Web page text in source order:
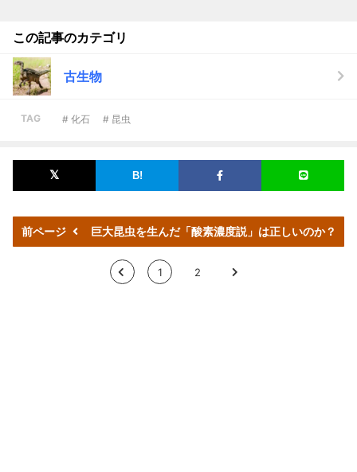
この記事のカテゴリ
古生物
TAG # 化石 # 昆虫
前ページ 巨大昆虫を生んだ「酸素濃度説」は正しいのか？
< 1 2 >